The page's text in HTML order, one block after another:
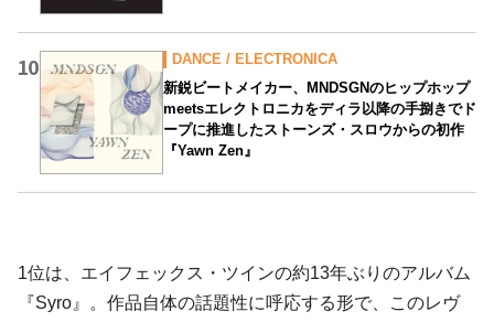
10
DANCE / ELECTRONICA
新鋭ビートメイカー、MNDSGNのヒップホップ
meetsエレクトロニカをディラ以降の手捌きでド
ープに推進したストーンズ・スロウからの初作
『Yawn Zen』
1位は、 エイフェックス・ツインの約13年ぶりのアルバム
『Syro』。作品自体の話題性に呼応する形で、このレヴ